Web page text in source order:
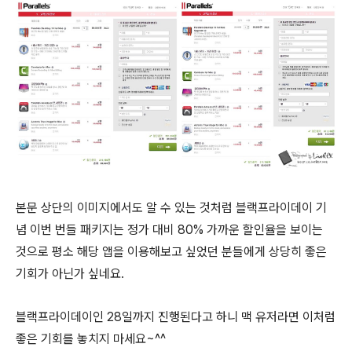
본문 상단의 이미지에서도 알 수 있는 것처럼 블랙프라이데이 기
념 이번 번들 패키지는 정가 대비 80% 가까운 할인율을 보이는
것으로 평소 해당 앱을 이용해보고 싶었던 분들에게 상당히 좋은
기회가 아닌가 싶네요.
블랙프라이데이인 28일까지 진행된다고 하니 맥 유저라면 이처럼
좋은 기회를 놓치지 마세요~^^